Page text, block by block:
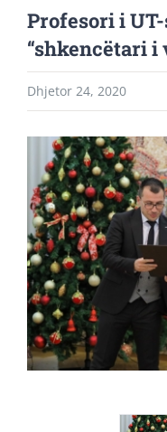
Profesori i
“shkencëtari i
Dhjetor 24, 2020
View
Larger
Image